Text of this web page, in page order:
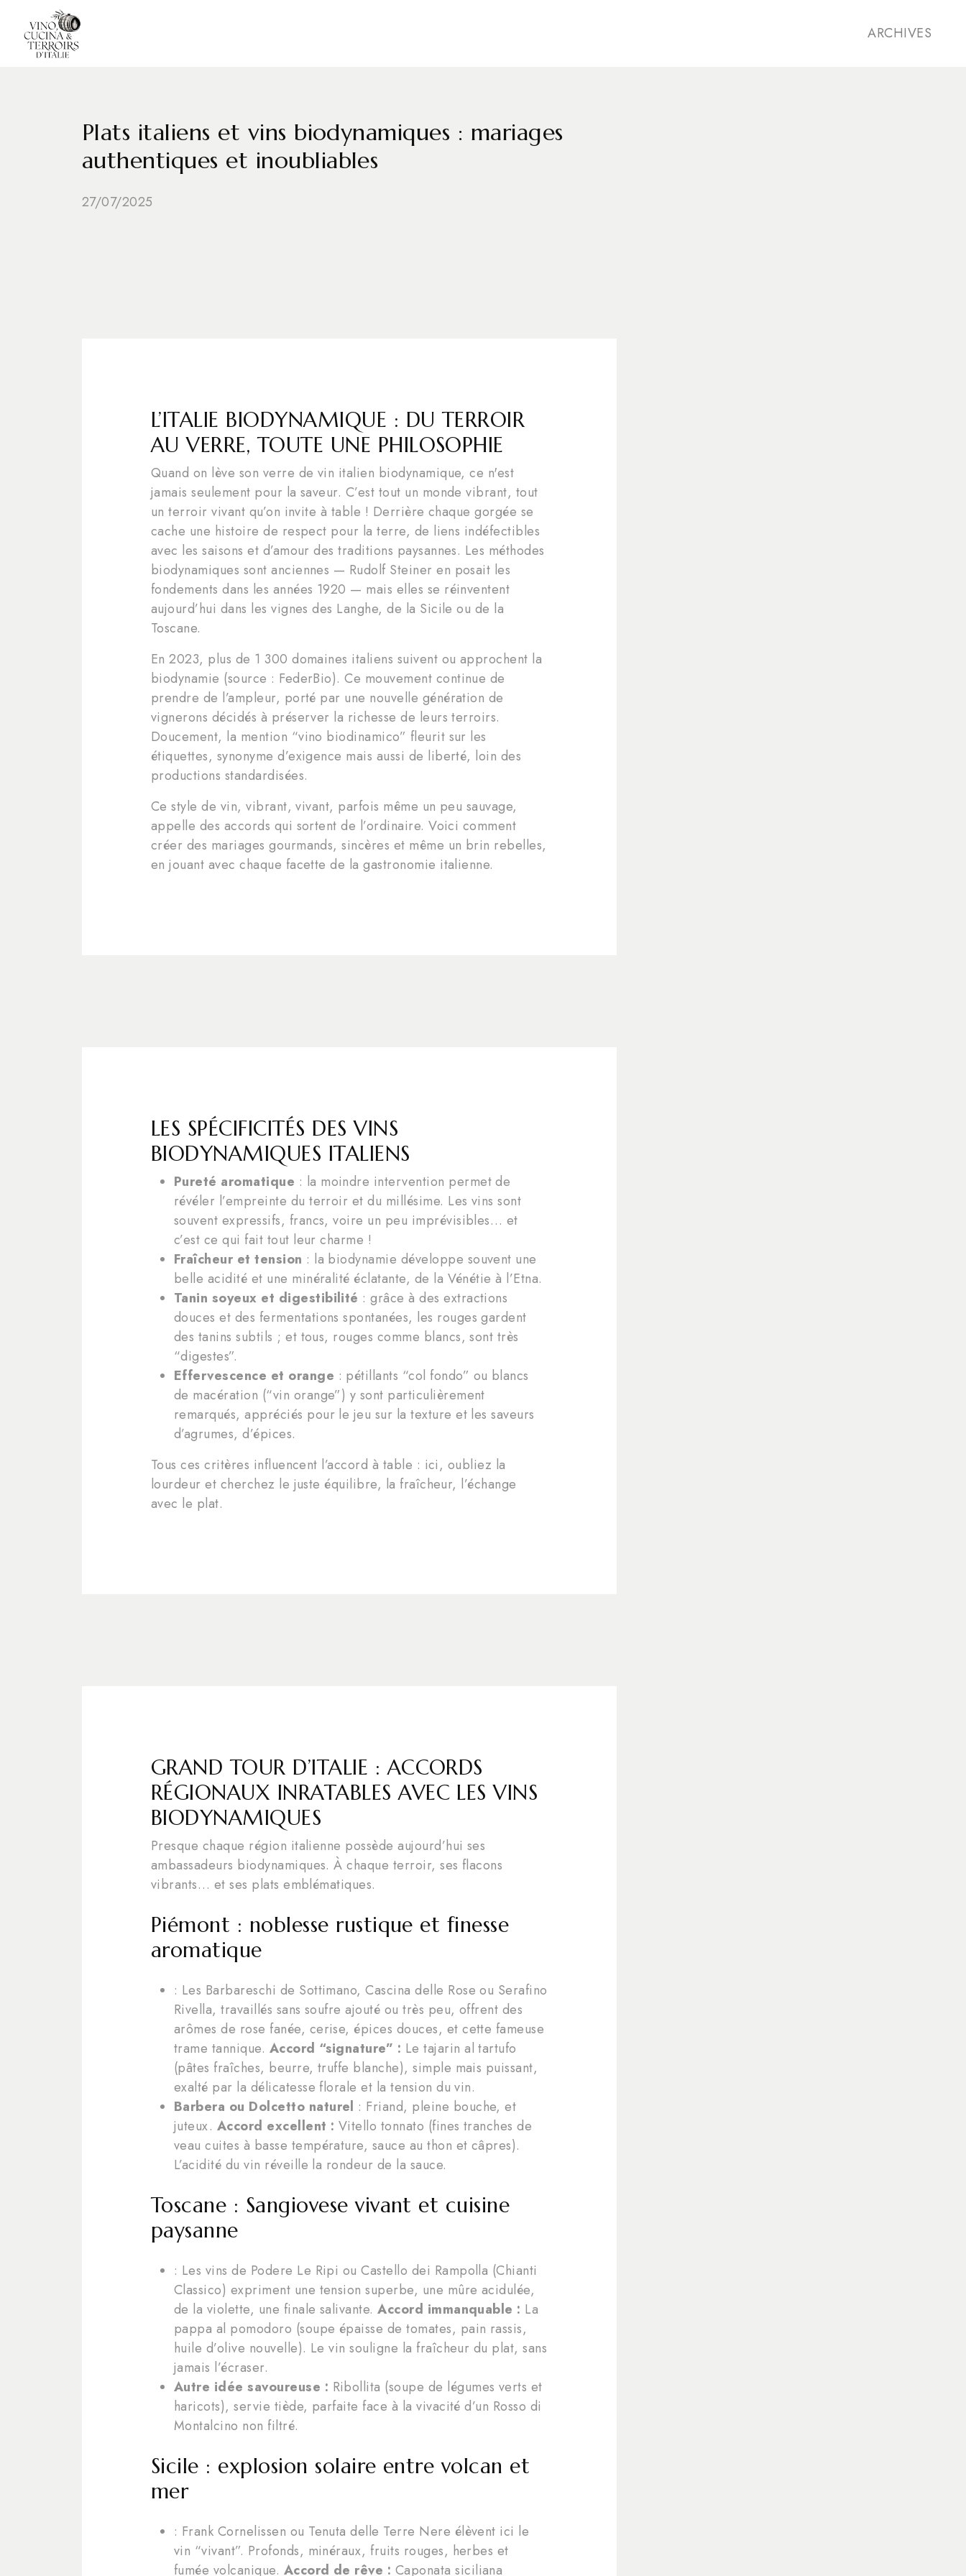
ARCHIVES
Plats italiens et vins biodynamiques : mariages
authentiques et inoubliables
27/07/2025
L’ITALIE BIODYNAMIQUE : DU TERROIR
AU VERRE, TOUTE UNE PHILOSOPHIE
Quand on lève son verre de vin italien biodynamique, ce n'est
jamais seulement pour la saveur. C’est tout un monde vibrant, tout
un terroir vivant qu’on invite à table ! Derrière chaque gorgée se
cache une histoire de respect pour la terre, de liens indéfectibles
avec les saisons et d’amour des traditions paysannes. Les méthodes
biodynamiques sont anciennes — Rudolf Steiner en posait les
fondements dans les années 1920 — mais elles se réinventent
aujourd’hui dans les vignes des Langhe, de la Sicile ou de la
Toscane.
En 2023, plus de 1 300 domaines italiens suivent ou approchent la
biodynamie (source : FederBio). Ce mouvement continue de
prendre de l’ampleur, porté par une nouvelle génération de
vignerons décidés à préserver la richesse de leurs terroirs.
Doucement, la mention “vino biodinamico” fleurit sur les
étiquettes, synonyme d’exigence mais aussi de liberté, loin des
productions standardisées.
Ce style de vin, vibrant, vivant, parfois même un peu sauvage,
appelle des accords qui sortent de l’ordinaire. Voici comment
créer des mariages gourmands, sincères et même un brin rebelles,
en jouant avec chaque facette de la gastronomie italienne.
LES SPÉCIFICITÉS DES VINS
BIODYNAMIQUES ITALIENS
Pureté aromatique : la moindre intervention permet de
révéler l’empreinte du terroir et du millésime. Les vins sont
souvent expressifs, francs, voire un peu imprévisibles… et
c’est ce qui fait tout leur charme !
Fraîcheur et tension : la biodynamie développe souvent une
belle acidité et une minéralité éclatante, de la Vénétie à l’Etna.
Tanin soyeux et digestibilité : grâce à des extractions
douces et des fermentations spontanées, les rouges gardent
des tanins subtils ; et tous, rouges comme blancs, sont très
“digestes”.
Effervescence et orange : pétillants “col fondo” ou blancs
de macération (“vin orange”) y sont particulièrement
remarqués, appréciés pour le jeu sur la texture et les saveurs
d’agrumes, d’épices.
Tous ces critères influencent l’accord à table : ici, oubliez la
lourdeur et cherchez le juste équilibre, la fraîcheur, l’échange
avec le plat.
GRAND TOUR D’ITALIE : ACCORDS
RÉGIONAUX INRATABLES AVEC LES VINS
BIODYNAMIQUES
Presque chaque région italienne possède aujourd’hui ses
ambassadeurs biodynamiques. À chaque terroir, ses flacons
vibrants… et ses plats emblématiques.
Piémont : noblesse rustique et finesse
aromatique
: Les Barbareschi de Sottimano, Cascina delle Rose ou Serafino
Rivella, travaillés sans soufre ajouté ou très peu, offrent des
arômes de rose fanée, cerise, épices douces, et cette fameuse
trame tannique. Accord “signature” : Le tajarin al tartufo
(pâtes fraîches, beurre, truffe blanche), simple mais puissant,
exalté par la délicatesse florale et la tension du vin.
Barbera ou Dolcetto naturel : Friand, pleine bouche, et
juteux. Accord excellent : Vitello tonnato (fines tranches de
veau cuites à basse température, sauce au thon et câpres).
L’acidité du vin réveille la rondeur de la sauce.
Toscane : Sangiovese vivant et cuisine
paysanne
: Les vins de Podere Le Ripi ou Castello dei Rampolla (Chianti
Classico) expriment une tension superbe, une mûre acidulée,
de la violette, une finale salivante.Accord immanquable : La
pappa al pomodoro (soupe épaisse de tomates, pain rassis,
huile d’olive nouvelle). Le vin souligne la fraîcheur du plat, sans
jamais l’écraser.
Autre idée savoureuse : Ribollita (soupe de légumes verts et
haricots), servie tiède, parfaite face à la vivacité d’un Rosso di
Montalcino non filtré.
Sicile : explosion solaire entre volcan et
mer
: Frank Cornelissen ou Tenuta delle Terre Nere élèvent ici le
vin “vivant”. Profonds, minéraux, fruits rouges, herbes et
fumée volcanique. Accord de rêve : Caponata siciliana